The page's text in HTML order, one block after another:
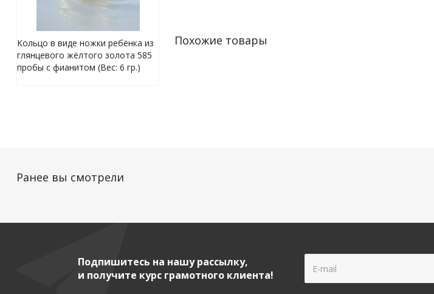
Похожие товары
Кольцо в виде ножки ребёнка из
глянцевого жёлтого золота 585
пробы с фианитом (Вес: 6 гр.)
Ранее вы смотрели
Подпишитесь на нашу рассылку,
и получите курс грамотного клиента!